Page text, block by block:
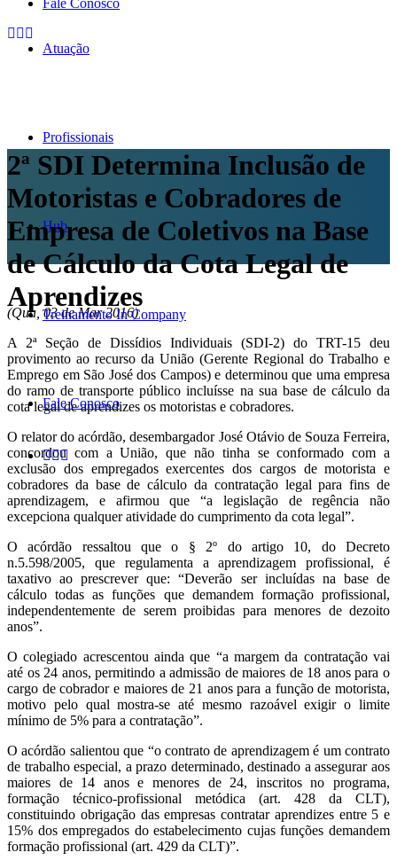
Atuação
Profissionais
Hub
Treinamento In Company
Fale Conosco
Fale Conosco
2ª SDI Determina Inclusão de
Motoristas e Cobradores de
Empresa de Coletivos na Base
de Cálculo da Cota Legal de
Aprendizes
(Qua, 03 de Mar 2016)
A 2ª Seção de Dissídios Individuais (SDI-2) do TRT-15 deu
provimento ao recurso da União (Gerente Regional do Trabalho e
Emprego em São José dos Campos) e determinou que uma empresa
do ramo de transporte público incluísse na sua base de cálculo da
cota legal de aprendizes os motoristas e cobradores.
O relator do acórdão, desembargador José Otávio de Souza Ferreira,
concordou com a União, que não tinha se conformado com a
exclusão dos empregados exercentes dos cargos de motorista e
cobradores da base de cálculo da contratação legal para fins de
aprendizagem, e afirmou que “a legislação de regência não
excepciona qualquer atividade do cumprimento da cota legal”.
O acórdão ressaltou que o § 2º do artigo 10, do Decreto
n.5.598/2005, que regulamenta a aprendizagem profissional, é
taxativo ao prescrever que: “Deverão ser incluídas na base de
cálculo todas as funções que demandem formação profissional,
independentemente de serem proibidas para menores de dezoito
anos”.
O colegiado acrescentou ainda que “a margem da contratação vai
até os 24 anos, permitindo a admissão de maiores de 18 anos para o
cargo de cobrador e maiores de 21 anos para a função de motorista,
motivo pelo qual mostra-se até mesmo razoável exigir o limite
mínimo de 5% para a contratação”.
O acórdão salientou que “o contrato de aprendizagem é um contrato
de trabalho especial, a prazo determinado, destinado a assegurar aos
maiores de 14 anos e menores de 24, inscritos no programa,
formação técnico-profissional metódica (art. 428 da CLT),
constituindo obrigação das empresas contratar aprendizes entre 5 e
15% dos empregados do estabelecimento cujas funções demandem
formação profissional (art. 429 da CLT)”.